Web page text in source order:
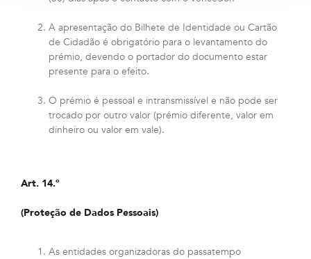
A apresentação do Bilhete de Identidade ou Cartão
de Cidadão é obrigatório para o levantamento do
prémio, devendo o portador do documento estar
presente para o efeito.
O prémio é pessoal e intransmissível e não pode ser
trocado por outro valor (prémio diferente, valor em
dinheiro ou valor em vale).
Art. 14.º
(Proteção de Dados Pessoais)
As entidades organizadoras do passatempo